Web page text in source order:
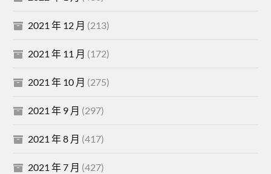
2021 年 12 月 (213)
2021 年 11 月 (172)
2021 年 10 月 (275)
2021 年 9 月 (297)
2021 年 8 月 (417)
2021 年 7 月 (427)